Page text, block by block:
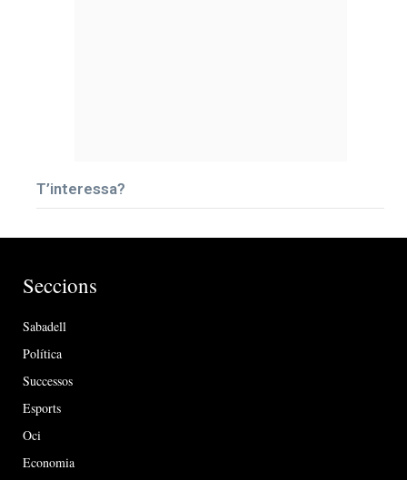
T’interessa?
Seccions
Sabadell
Política
Successos
Esports
Oci
Economia